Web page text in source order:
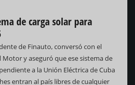
de carga solar para
de Finauto, conversó con el
Motor y aseguró que ese sistema de
a la Unión Eléctrica de Cuba
entran al país libres de cualquier